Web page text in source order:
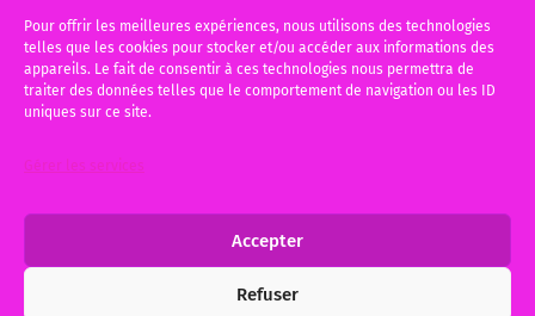
Pour offrir les meilleures expériences, nous utilisons des technologies
telles que les cookies pour stocker et/ou accéder aux informations des
appareils. Le fait de consentir à ces technologies nous permettra de
traiter des données telles que le comportement de navigation ou les ID
uniques sur ce site.
Gérer les services
Accepter
Refuser
Madame la Ministre n’a pas donné une
réponse satisfaisante aux avocats sur le
financement de l’aide juridictionnelle. Le
CNB appelle…
6 juillet 2014